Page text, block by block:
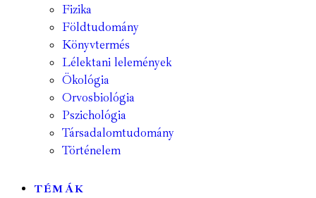
Fizika
Földtudomány
Könyvtermés
Lélektani lelemények
Ökológia
Orvosbiológia
Pszichológia
Társadalomtudomány
Történelem
TÉMÁK